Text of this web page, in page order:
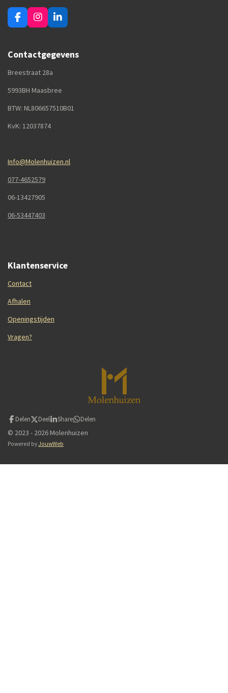
F
a
b
o
I
n
a
r
m
L
i
e
Contactgegevens
Breestraat 28a
5993BH Maasbree
BTW: NL806657510B01
KvK: 12037874
Info@Molenhuizen.nl
077-4652579
06-13427905
06-53447403
Klantenservice
Contact
Afhalen
Openingstijden
Vragen?
Delen Deel Share Delen
© 2023 - 2026 Molenhuizen
Powered by JouwWeb